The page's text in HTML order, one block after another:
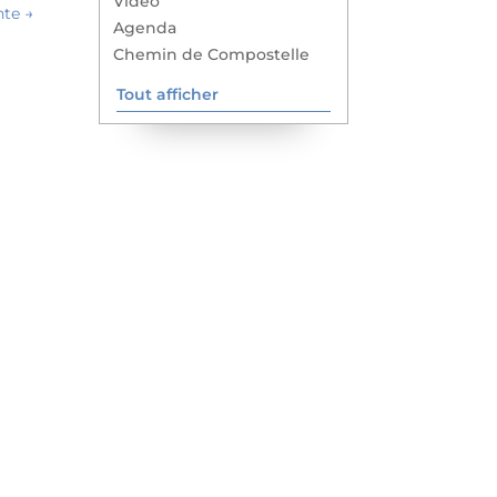
→
Agenda
Chemin de Compostelle
Tout afficher